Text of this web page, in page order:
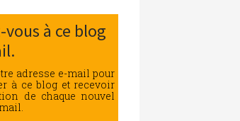
à ce blog
adresse e-mail pour
à ce blog et recevoir
de chaque nouvel